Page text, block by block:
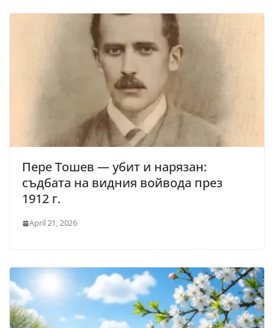
Пере Тошев — убит и нарязан:
съдбата на видния войвода през
1912 г.
April 21, 2026